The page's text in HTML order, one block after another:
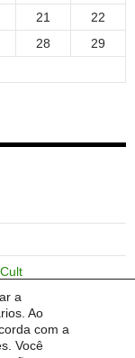
a
Ao
com a
Você
21
22
28
29
apresentação de
até 30 de